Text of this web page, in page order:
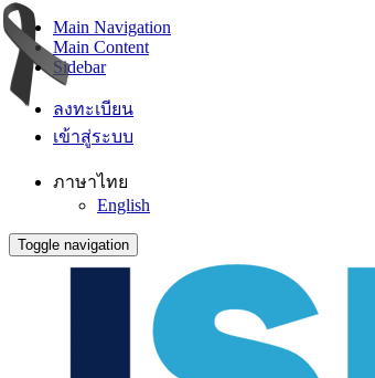
Main Navigation
Main Content
Sidebar
ลงทะเบียน
เข้าสู่ระบบ
ภาษาไทย
English
Toggle navigation